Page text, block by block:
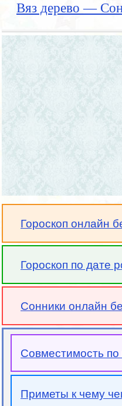
Вяз дерево —
Гороскоп онлайн
Гороскоп по дате
Сонники онлайн
Совместимость по
Приметы к чему